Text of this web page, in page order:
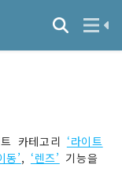
카테고리 ‘라이트
동’, ‘렌즈’ 기능을